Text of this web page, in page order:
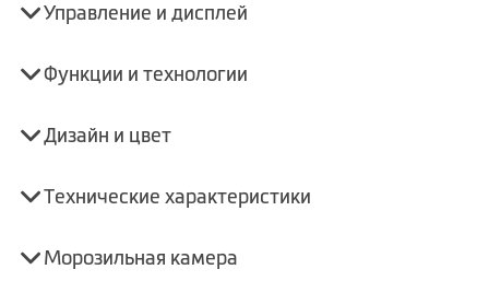
Управление и дисплей
Функции и технологии
Дизайн и цвет
Технические характеристики
Морозильная камера